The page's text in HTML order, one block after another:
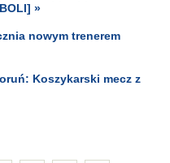
»
nowym trenerem
Koszykarski mecz z